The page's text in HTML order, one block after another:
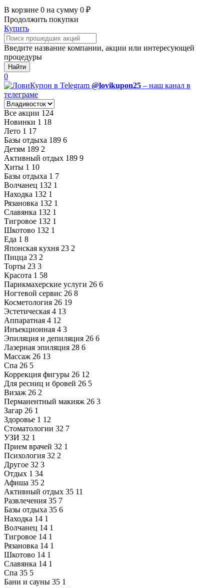
В корзине 0 на сумму 0 ₽
Продолжить покупки
Купить
Введите название компании, акции или интересующей
процедуры
Найти
0
@lovikupon25 – наш канал в
телеграме
Все акции 124
Новинки 1 18
Лето 1 17
Базы отдыха 189 6
Детям 189 2
Активный отдых 189 9
Хиты 1 10
Базы отдыха 1 7
Волчанец 132 1
Находка 132 1
Рязановка 132 1
Славянка 132 1
Тигровое 132 1
Шкотово 132 1
Еда 1 8
Японская кухня 23 2
Пицца 23 2
Торты 23 3
Красота 1 58
Парикмахерские услуги 26 6
Ногтевой сервис 26 8
Косметология 26 19
Эстетическая 4 13
Аппаратная 4 12
Инъекционная 4 3
Эпиляция и депиляция 26 6
Лазерная эпиляция 28 6
Массаж 26 13
Спа 26 5
Коррекция фигуры 26 12
Для ресниц и бровей 26 5
Визаж 26 2
Перманентный макияж 26 3
Загар 26 1
Здоровье 1 12
Стоматологии 32 7
УЗИ 32 1
Прием врачей 32 1
Психология 32 2
Другое 32 3
Отдых 1 34
Афиша 35 2
Активный отдых 35 11
Развлечения 35 7
Базы отдыха 35 6
Находка 14 1
Волчанец 14 1
Тигровое 14 1
Рязановка 14 1
Шкотово 14 1
Славянка 14 1
Спа 35 5
Бани и сауны 35 1